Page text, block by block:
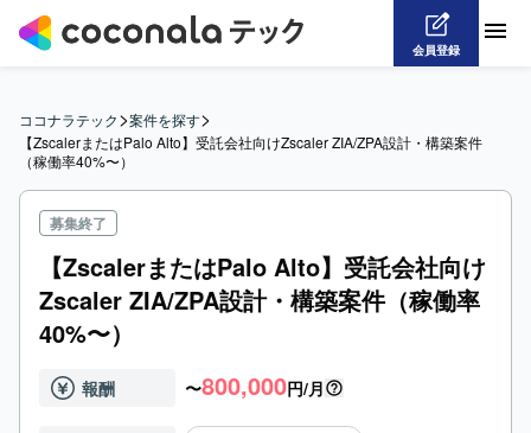
会員登録
ココナラテック>案件を探す>
【ZscalerまたはPalo Alto】受託会社向けZscaler ZIA/ZPA設計・構築案件
（稼働率40%〜）
募集終了
【ZscalerまたはPalo Alto】受託会社向け
Zscaler ZIA/ZPA設計・構築案件（稼働率
40%〜）
報酬 〜800,000円/月